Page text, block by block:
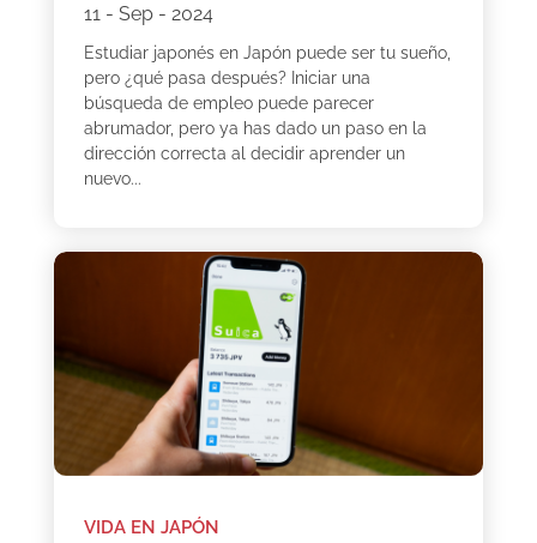
11 - Sep - 2024
Estudiar japonés en Japón puede ser tu sueño,
pero ¿qué pasa después? Iniciar una
búsqueda de empleo puede parecer
abrumador, pero ya has dado un paso en la
dirección correcta al decidir aprender un
nuevo...
VIDA EN JAPÓN